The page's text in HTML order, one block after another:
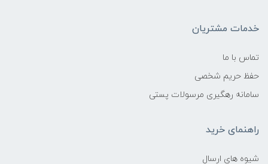
خدمات مشتریان
تماس با ما
حفظ حریم شخصی
سامانه رهگیری مرسولات پستی
راهنمای خرید
شیوه های ارسال